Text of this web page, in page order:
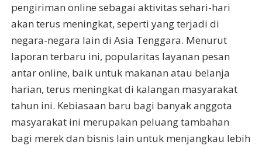
pengiriman online sebagai aktivitas sehari-hari
akan terus meningkat, seperti yang terjadi di
negara-negara lain di Asia Tenggara. Menurut
laporan terbaru ini, popularitas layanan pesan
antar online, baik untuk makanan atau belanja
harian, terus meningkat di kalangan masyarakat
tahun ini. Kebiasaan baru bagi banyak anggota
masyarakat ini merupakan peluang tambahan
bagi merek dan bisnis lain untuk menjangkau lebih